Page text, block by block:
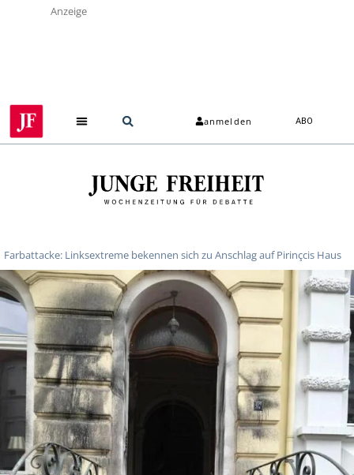
Anzeige
anmelden ABO
Farbattacke: Linksextreme bekennen sich zu Anschlag auf Pirinçcis Haus